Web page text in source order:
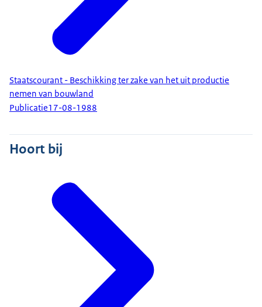
Staatscourant - Beschikking ter zake van het uit productie
nemen van bouwland
Publicatie17-08-1988
Hoort bij